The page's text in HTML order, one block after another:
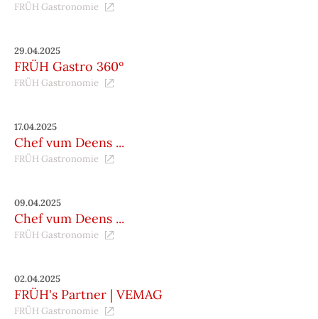
FRÜH Gastronomie
29.04.2025
FRÜH Gastro 360º
FRÜH Gastronomie
17.04.2025
Chef vum Deens ...
FRÜH Gastronomie
09.04.2025
Chef vum Deens ...
FRÜH Gastronomie
02.04.2025
FRÜH's Partner | VEMAG
FRÜH Gastronomie